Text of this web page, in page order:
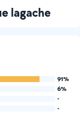
lagache
91%
6%
-
-